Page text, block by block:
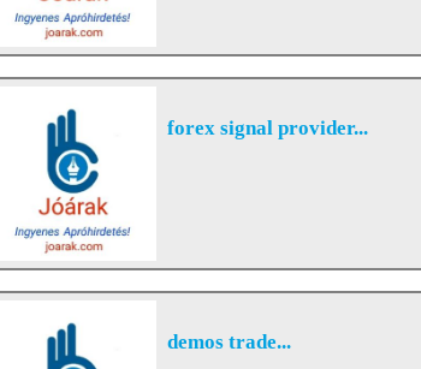
forex signal provider...
demos trade...